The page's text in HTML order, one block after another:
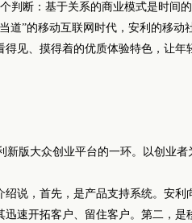
判断：基于关系的商业模式是时间
道”的移动互联网时代，安利的移动
见、摸得着的优质体验特色，让年
版大众创业平台的一环。以创业者
，首先，是产品支持系统。安利
迅速开拓客户、留住客户。第二，是